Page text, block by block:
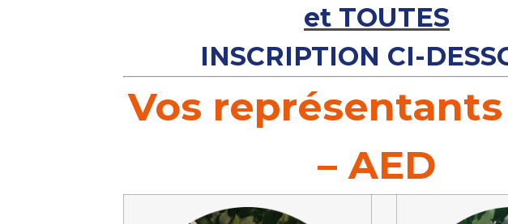
et TOUTES
INSCRIPTION CI-
Vos représentants
– AED